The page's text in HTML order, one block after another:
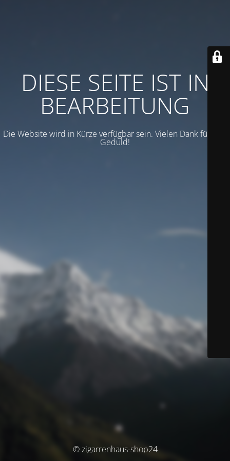
DIESE SEITE IST IN
BEARBEITUNG
Die Website wird in Kürze verfügbar sein. Vielen Dank für Ihre
Geduld!
© zigarrenhaus-shop24